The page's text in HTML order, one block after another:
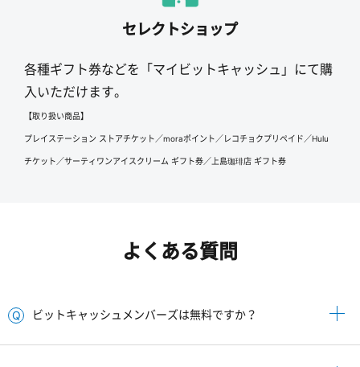
セレクトショップ
各種ギフト券などを「マイビットキャッシュ」にて購
入いただけます。
【取り扱い商品】
プレイステーション ストアチケット／moraポイント／レコチョクプリペイド／Hulu
チケット／サーティワンアイスクリーム ギフト券／上島珈琲店 ギフト券
よくある質問
ビットキャッシュメンバーズは無料ですか？